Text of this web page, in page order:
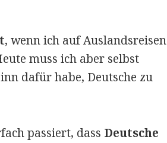
, wenn ich auf Auslandsreisen
muss ich aber selbst
dafür habe, Deutsche zu
passiert, dass Deutsche